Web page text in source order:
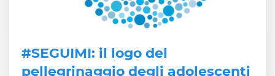
#SEGUIMI: il logo del
pellegrinaggio degli adolescenti